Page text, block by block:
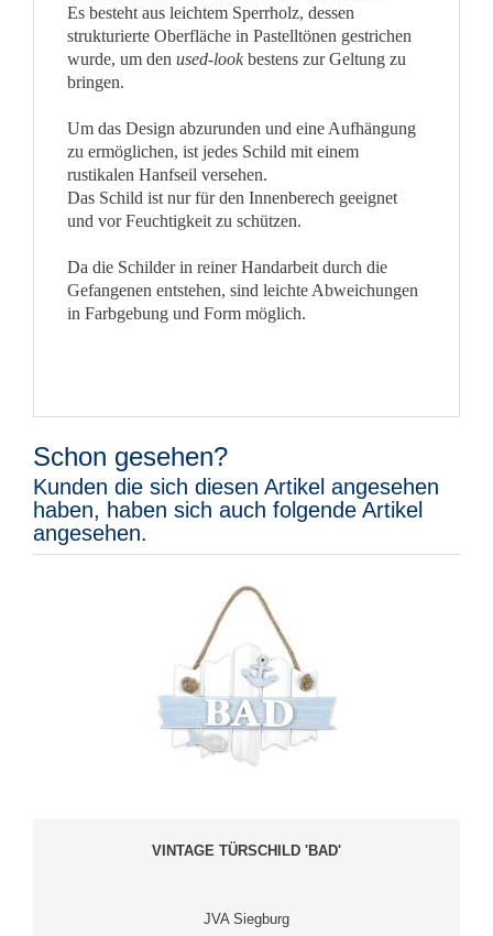
Es besteht aus leichtem Sperrholz, dessen
strukturierte Oberfläche in Pastelltönen gestrichen
wurde, um den used-look bestens zur Geltung zu
bringen.
Um das Design abzurunden und eine Aufhängung
zu ermöglichen, ist jedes Schild mit einem
rustikalen Hanfseil versehen.
Das Schild ist nur für den Innenberech geeignet
und vor Feuchtigkeit zu schützen.
Da die Schilder in reiner Handarbeit durch die
Gefangenen entstehen, sind leichte Abweichungen
in Farbgebung und Form möglich.
Schon gesehen?
Kunden die sich diesen Artikel angesehen
haben, haben sich auch folgende Artikel
angesehen.
VINTAGE TÜRSCHILD 'BAD'
JVA Siegburg